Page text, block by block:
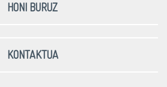
HONI BURUZ
KONTAKTUA